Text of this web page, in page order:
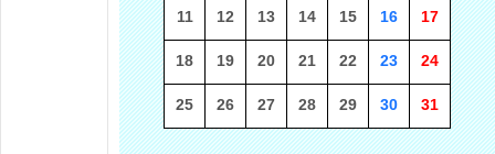
11 12 13 14 15 16 17
18 19 20 21 22 23 24
25 26 27 28 29 30 31